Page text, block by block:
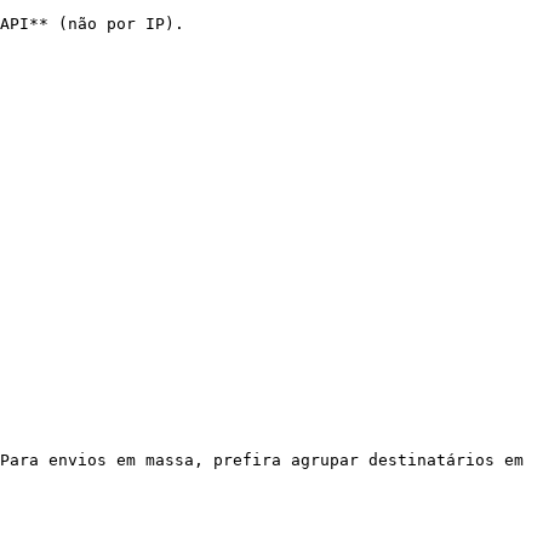
(não por IP).
envios em massa, prefira agrupar destinatários em